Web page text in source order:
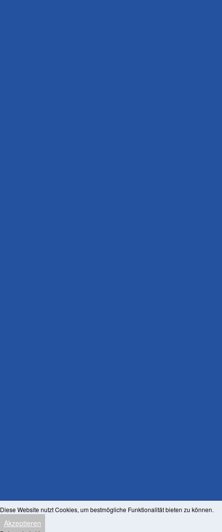
Diese Website nutzt Cookies, um bestmögliche Funktionalität bieten zu können.
Akzeptieren